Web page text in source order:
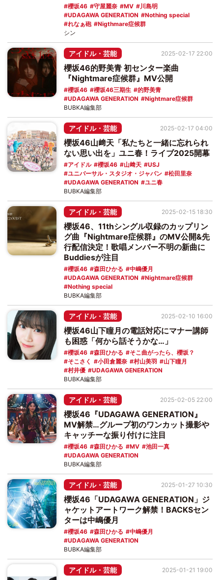
櫻坂46 守屋麗奈 MV
川島明
UDAGAWA GENERATION
Nothing special
れなぁ砲
Nigthmare症候群
シン
アイドル・芸能
櫻坂46的野美青 初センター楽曲
『Nightmare症候群』MV公開
櫻坂46 櫻坂46三期生
的野美青
UDAGAWA GENERATION
Nightmare症候群
2025-02-17 22:00
BUBKA編集部
アイドル・芸能
櫻坂46山﨑天「私たちと一緒に忘れられ
ない思い出を」ユニ春！ライブ2025開幕
アイドル 櫻坂46 山﨑天
USJ
ユニバーサル・スタジオ・ジャパン
松田里奈
UDAGAWA GENERATION
ユニ春
2025-02-17 04:00
BUBKA編集部
アイドル・芸能
櫻坂46、11thシングル収録のカップリン
グ曲『Nightmare症候群』のMV公開&先
行配信決定！歌唱メンバー不明の新曲に
Buddiesが注目
櫻坂46 森田ひかる
中嶋優月
UDAGAWA GENERATION
Nightmare症候群
Nothing special
2025-02-15 18:30
BUBKA編集部
アイドル・芸能
櫻坂46山下瞳月の電話対応にマナー講師
も困惑「何から話そうかな…」
櫻坂46 森田ひかる
そこ曲がったら、櫻坂？
そこさく
小田倉麗奈 村山美羽
山下瞳月
村井優
UDAGAWA GENERATION
2025-02-10 16:00
BUBKA編集部
アイドル・芸能
櫻坂46『UDAGAWA GENERATION』
MV解禁…グループ初のワンカット撮影や
キャッチーな振り付けに注目
櫻坂46 森田ひかる MV
池田一真
UDAGAWA GENERATION
2025-02-05 22:00
BUBKA編集部
アイドル・芸能
櫻坂46「UDAGAWA GENERATION」ジ
ャケットアートワーク解禁！BACKSセン
ターは中嶋優月
櫻坂46 森田ひかる
中嶋優月
UDAGAWA GENERATION
2025-01-27 10:30
BUBKA編集部
アイドル・芸能 2025-01-21 19:00